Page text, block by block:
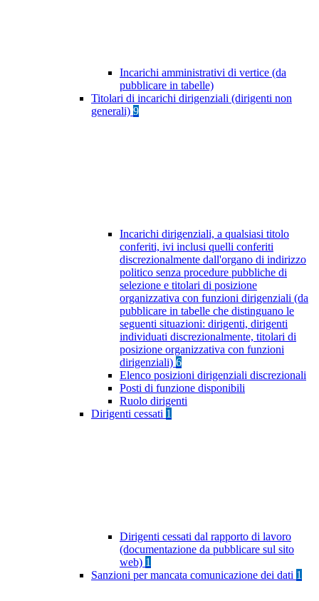
Incarichi amministrativi di vertice (da
pubblicare in tabelle)
Titolari di incarichi dirigenziali (dirigenti non
generali) 9
Incarichi dirigenziali, a qualsiasi titolo
conferiti, ivi inclusi quelli conferiti
discrezionalmente dall'organo di indirizzo
politico senza procedure pubbliche di
selezione e titolari di posizione
organizzativa con funzioni dirigenziali (da
pubblicare in tabelle che distinguano le
seguenti situazioni: dirigenti, dirigenti
individuati discrezionalmente, titolari di
posizione organizzativa con funzioni
dirigenziali) 6
Elenco posizioni dirigenziali discrezionali
Posti di funzione disponibili
Ruolo dirigenti
Dirigenti cessati 1
Dirigenti cessati dal rapporto di lavoro
(documentazione da pubblicare sul sito
web) 1
Sanzioni per mancata comunicazione dei dati 1